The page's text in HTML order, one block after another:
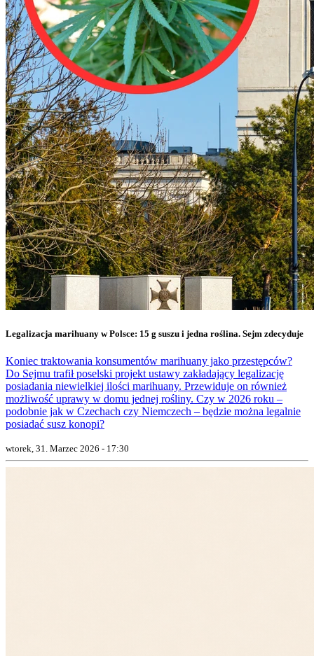
Legalizacja marihuany w Polsce: 15 g suszu i jedna roślina. Sejm zdecyduje
Koniec traktowania konsumentów marihuany jako przestępców?
Do Sejmu trafił poselski projekt ustawy zakładający legalizację
posiadania niewielkiej ilości marihuany. Przewiduje on również
możliwość uprawy w domu jednej rośliny. Czy w 2026 roku –
podobnie jak w Czechach czy Niemczech – będzie można legalnie
posiadać susz konopi?
wtorek, 31. Marzec 2026 - 17:30